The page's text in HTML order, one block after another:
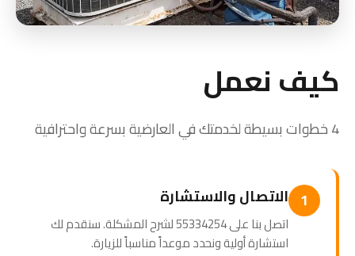
كيف نعمل
4 خطوات بسيطة لخدمتك في العارضية بسرعة واحترافية
1 الاتصال والاستشارة
اتصل بنا على 55334254 لشرح المشكلة. سنقدم لك
استشارة أولية ونحدد موعداً مناسباً للزيارة.